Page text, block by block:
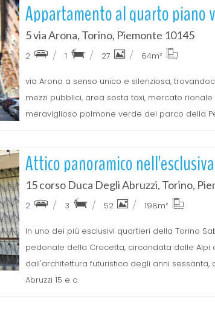
Appartamento al quarto piano
5 via Arona, Torino, Piemonte 10145
2 1 27 64m²
via Arona a senso unico e silenziosa,
mezzi pubblici, area sosta taxi, mercato
meraviglioso polmone verde del parco della
Attico panoramico
15 corso Duca Degli Abruzzi, Torino,
2 3 52 198m²
In uno dei più esclusivi quartieri della Torino
pedonale della Crocetta, circondata dalle Alpi
dall'architettura futuristica degli anni
Abruzzi 15 e c.